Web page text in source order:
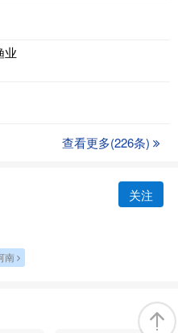
业
查看更多(226条)
关注
南